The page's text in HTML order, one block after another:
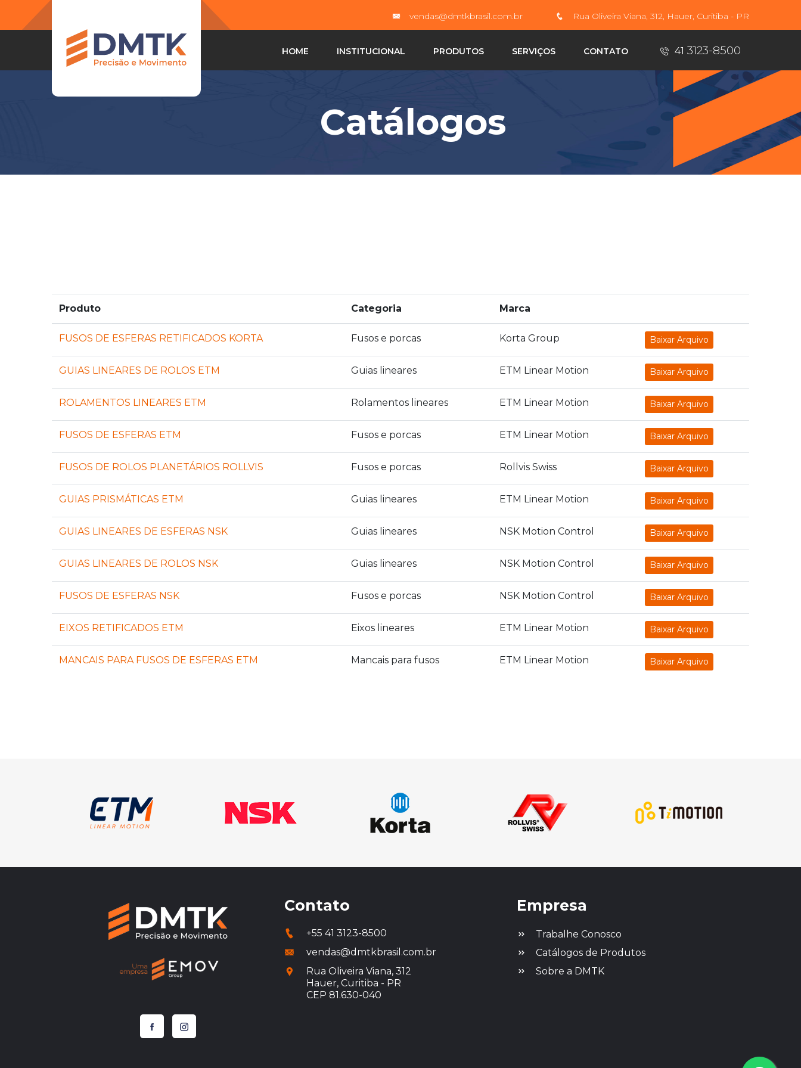
vendas@dmtkbrasil.com.br Rua Oliveira Viana, 312, Hauer, Curitiba - PR
HOME INSTITUCIONAL PRODUTOS SERVIÇOS CONTATO 41 3123-8500
Catálogos
Produto Categoria Marca
FUSOS DE ESFERAS RETIFICADOS KORTA Fusos e porcas Korta Group Baixar Arquivo
GUIAS LINEARES DE ROLOS ETM Guias lineares ETM Linear Motion Baixar Arquivo
ROLAMENTOS LINEARES ETM Rolamentos lineares ETM Linear Motion Baixar Arquivo
FUSOS DE ESFERAS ETM Fusos e porcas ETM Linear Motion Baixar Arquivo
FUSOS DE ROLOS PLANETÁRIOS ROLLVIS Fusos e porcas Rollvis Swiss Baixar Arquivo
GUIAS PRISMÁTICAS ETM Guias lineares ETM Linear Motion Baixar Arquivo
GUIAS LINEARES DE ESFERAS NSK Guias lineares NSK Motion Control Baixar Arquivo
GUIAS LINEARES DE ROLOS NSK Guias lineares NSK Motion Control Baixar Arquivo
FUSOS DE ESFERAS NSK Fusos e porcas NSK Motion Control Baixar Arquivo
EIXOS RETIFICADOS ETM Eixos lineares ETM Linear Motion Baixar Arquivo
MANCAIS PARA FUSOS DE ESFERAS ETM Mancais para fusos ETM Linear Motion Baixar Arquivo
Contato
+55 41 3123-8500
vendas@dmtkbrasil.com.br
Rua Oliveira Viana, 312
Hauer, Curitiba - PR
CEP 81.630-040
Empresa
Trabalhe Conosco
Catálogos de Produtos
Sobre a DMTK